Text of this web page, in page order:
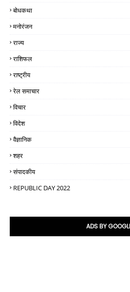
बोधकथा
मनोरंजन
राज्य
राशिफल
राष्ट्रीय
रेल समाचार
विचार
विदेश
वैज्ञानिक
शहर
संपादकीय
REPUBLIC DAY 2022
ADS BY